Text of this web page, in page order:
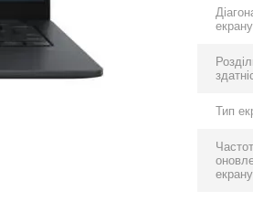
екрану
Тип
екрану